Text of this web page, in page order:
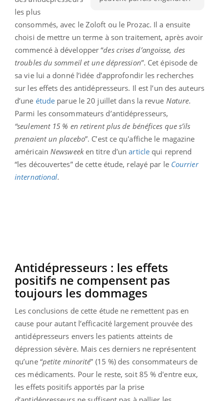
les plus
consommés, avec le Zoloft ou le Prozac. Il a ensuite
choisi de mettre un terme à son traitement, après avoir
commencé à développer “des crises d’angoisse, des
troubles du sommeil et une dépression”. Cet épisode de
sa vie lui a donné l’idée d’approfondir les recherches
sur les effets des antidépresseurs. Il est l’un des auteurs
d’une étude parue le 20 juillet dans la revue Nature.
Parmi les consommateurs d’antidépresseurs,
“seulement 15 % en retirent plus de bénéfices que s’ils
prenaient un placebo”. C’est ce qu'affiche le magazine
américain Newsweeken titre d'unarticle qui reprend
“les découvertes” de cette étude, relayé par le Courrier
international.
Antidépresseurs : les effets
positifs ne compensent pas
toujours les dommages
Les conclusions de cette étude ne remettent pas en
cause pour autant l’efficacité largement prouvée des
antidépresseurs envers les patients atteints de
dépression sévère. Mais ces derniers ne représentent
qu’une “petite minorité” (15 %) des consommateurs de
ces médicaments. Pour le reste, soit 85 % d'entre eux,
les effets positifs apportés par la prise